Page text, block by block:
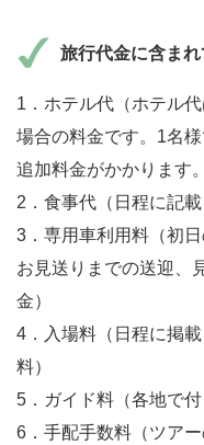
旅行代金に含ま
1．ホテル代（ホテル
場合の料金です。1名
追加料金がかかります。
2．食事代（日程に記
3．専用車利用料（初
お見送りまでの送迎、
金）
4．入場料（日程に掲
料）
5．ガイド料（各地で
6．手配手数料（ツア